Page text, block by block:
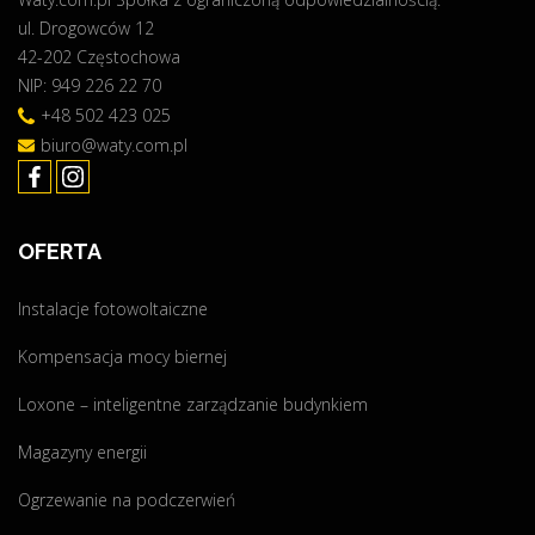
p
a
Z
F
"
ul. Drogowców 12
42-202 Częstochowa
NIP: 949 226 22 70
+48 502 423 025
biuro@waty.com.pl
OFERTA
Instalacje fotowoltaiczne
Kompensacja mocy biernej
Loxone – inteligentne zarządzanie budynkiem
Magazyny energii
Ogrzewanie na podczerwień